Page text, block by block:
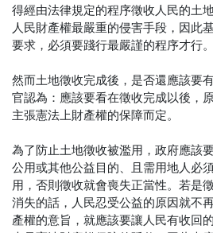
得經由法律規定的程序徵收人民的土
人民財產權最嚴重的侵害手段，因此
要求，必須要踐行最嚴謹的程序才行。
然而土地徵收完成後，是否還應該要
官認為：應該要看在徵收完成以後，
主張憲法上財產權的保障而定。
為了防止土地徵收被濫用，政府應該
公用或其他公益目的、且需用地人必
用，否則徵收就會喪失正當性。若是
消失的話，人民忍受公益的原因就不
產權的意旨，就應該要讓人民有收回